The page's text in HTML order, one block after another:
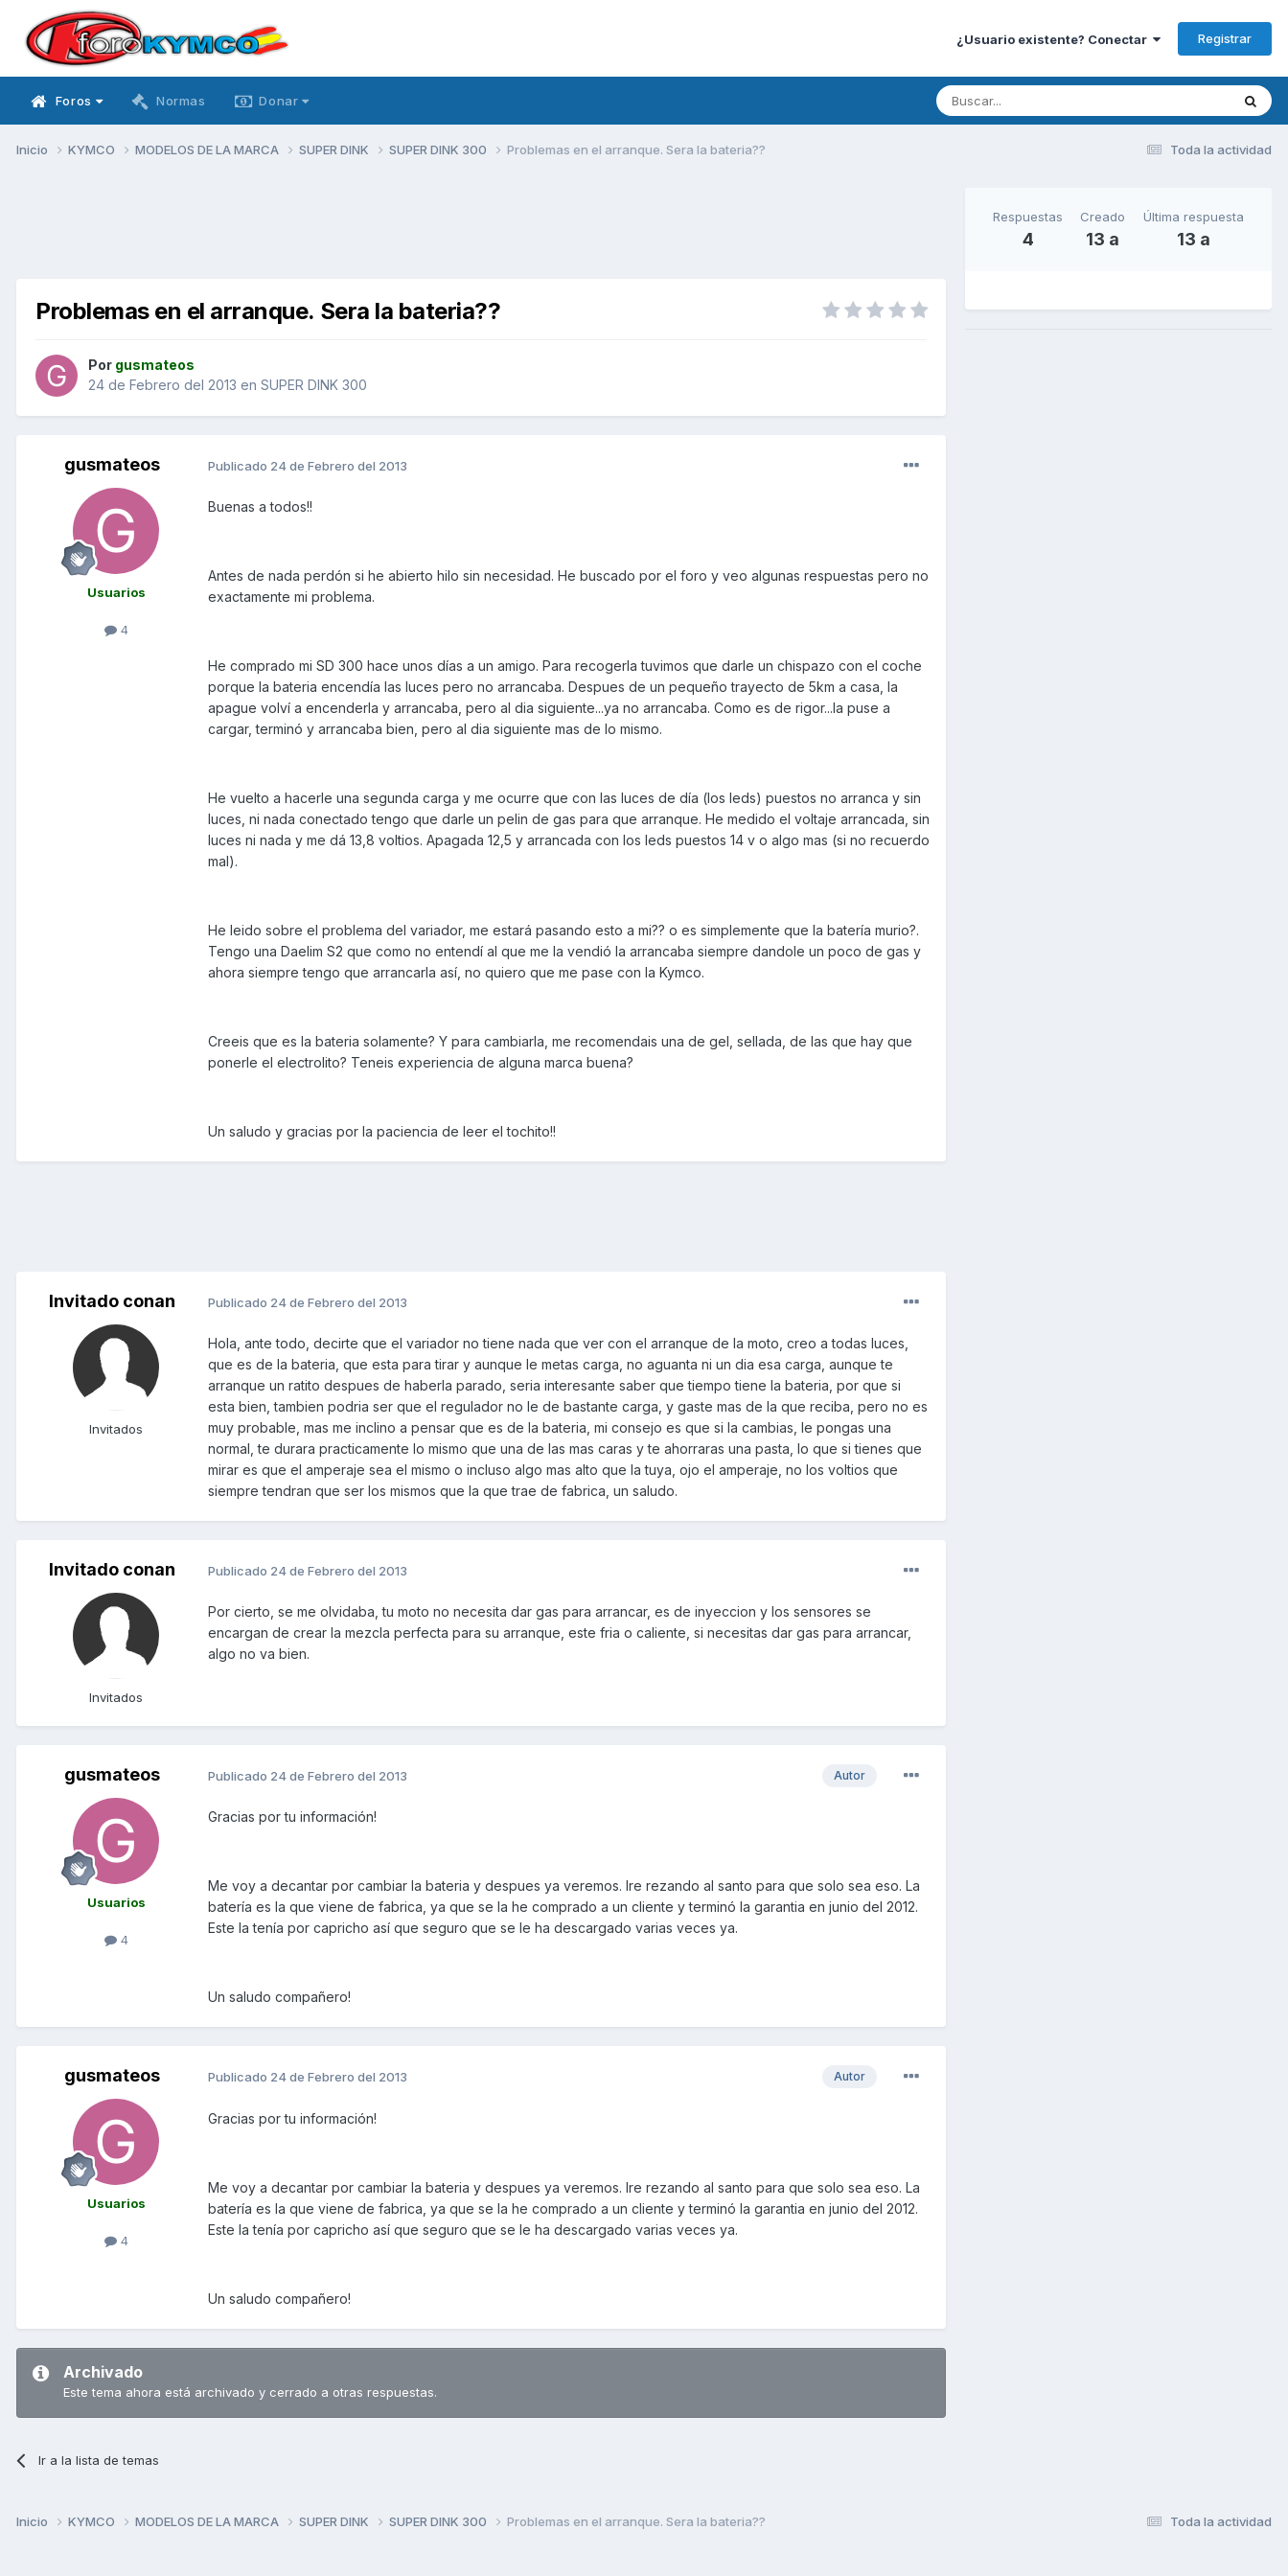
¿Usuario existente? Conectar Registrar
Foros Normas Donar
Toda la actividad
Inicio KYMCO MODELOS DE LA MARCA SUPER DINK SUPER DINK 300 Problemas en el arranque. Sera la bateria??
Problemas en el arranque. Sera la bateria??
Por gusmateos
24 de Febrero del 2013 en SUPER DINK 300
gusmateos
Usuarios
4
Publicado 24 de Febrero del 2013
Buenas a todos!!
Antes de nada perdón si he abierto hilo sin necesidad. He buscado por el foro y veo algunas respuestas pero no
exactamente mi problema.
He comprado mi SD 300 hace unos días a un amigo. Para recogerla tuvimos que darle un chispazo con el coche
porque la bateria encendía las luces pero no arrancaba. Despues de un pequeño trayecto de 5km a casa, la
apague volví a encenderla y arrancaba, pero al dia siguiente...ya no arrancaba. Como es de rigor...la puse a
cargar, terminó y arrancaba bien, pero al dia siguiente mas de lo mismo.
He vuelto a hacerle una segunda carga y me ocurre que con las luces de día (los leds) puestos no arranca y sin
luces, ni nada conectado tengo que darle un pelin de gas para que arranque. He medido el voltaje arrancada, sin
luces ni nada y me dá 13,8 voltios. Apagada 12,5 y arrancada con los leds puestos 14 v o algo mas (si no recuerdo
mal).
He leido sobre el problema del variador, me estará pasando esto a mi?? o es simplemente que la batería murio?.
Tengo una Daelim S2 que como no entendí al que me la vendió la arrancaba siempre dandole un poco de gas y
ahora siempre tengo que arrancarla así, no quiero que me pase con la Kymco.
Creeis que es la bateria solamente? Y para cambiarla, me recomendais una de gel, sellada, de las que hay que
ponerle el electrolito? Teneis experiencia de alguna marca buena?
Un saludo y gracias por la paciencia de leer el tochito!!
Invitado conan
Invitados
Publicado 24 de Febrero del 2013
Hola, ante todo, decirte que el variador no tiene nada que ver con el arranque de la moto, creo a todas luces,
que es de la bateria, que esta para tirar y aunque le metas carga, no aguanta ni un dia esa carga, aunque te
arranque un ratito despues de haberla parado, seria interesante saber que tiempo tiene la bateria, por que si
esta bien, tambien podria ser que el regulador no le de bastante carga, y gaste mas de la que reciba, pero no es
muy probable, mas me inclino a pensar que es de la bateria, mi consejo es que si la cambias, le pongas una
normal, te durara practicamente lo mismo que una de las mas caras y te ahorraras una pasta, lo que si tienes que
mirar es que el amperaje sea el mismo o incluso algo mas alto que la tuya, ojo el amperaje, no los voltios que
siempre tendran que ser los mismos que la que trae de fabrica, un saludo.
Invitado conan
Invitados
Publicado 24 de Febrero del 2013
Por cierto, se me olvidaba, tu moto no necesita dar gas para arrancar, es de inyeccion y los sensores se
encargan de crear la mezcla perfecta para su arranque, este fria o caliente, si necesitas dar gas para arrancar,
algo no va bien.
gusmateos
Usuarios
4
Autor
Publicado 24 de Febrero del 2013
Gracias por tu información!
Me voy a decantar por cambiar la bateria y despues ya veremos. Ire rezando al santo para que solo sea eso. La
batería es la que viene de fabrica, ya que se la he comprado a un cliente y terminó la garantia en junio del 2012.
Este la tenía por capricho así que seguro que se le ha descargado varias veces ya.
Un saludo compañero!
gusmateos
Usuarios
4
Autor
Publicado 24 de Febrero del 2013
Gracias por tu información!
Me voy a decantar por cambiar la bateria y despues ya veremos. Ire rezando al santo para que solo sea eso. La
batería es la que viene de fabrica, ya que se la he comprado a un cliente y terminó la garantia en junio del 2012.
Este la tenía por capricho así que seguro que se le ha descargado varias veces ya.
Un saludo compañero!
Archivado
Este tema ahora está archivado y cerrado a otras respuestas.
Ir a la lista de temas
Respuestas
4
Creado
13 a
Última respuesta
13 a
Toda la actividad
Inicio KYMCO MODELOS DE LA MARCA SUPER DINK SUPER DINK 300 Problemas en el arranque. Sera la bateria??